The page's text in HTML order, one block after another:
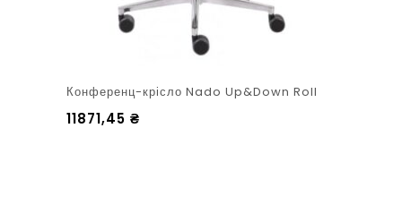
Конференц-крісло Nado Up&Down Roll
11871,45 ₴